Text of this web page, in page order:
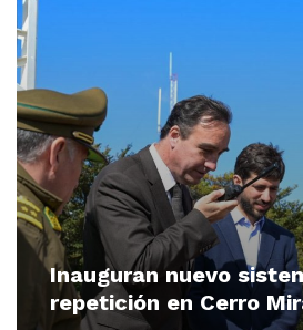
Inauguran nuevo
repetición en Cerro
More